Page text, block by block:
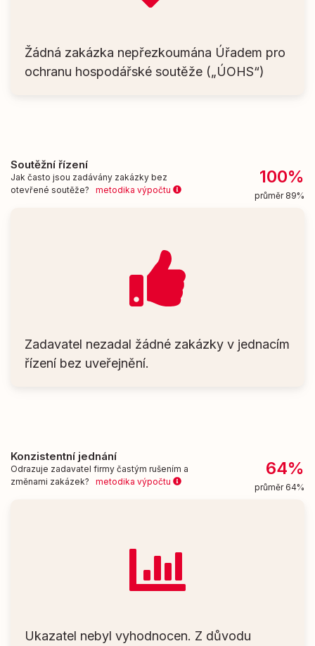
Žádná zakázka nepřezkoumána Úřadem pro
ochranu hospodářské soutěže („ÚOHS“)
Soutěžní řízení
Jak často jsou zadávány zakázky bez
otevřené soutěže? metodika výpočtu
100%
průměr 89%
Zadavatel nezadal žádné zakázky v jednacím
řízení bez uveřejnění.
Konzistentní jednání
Odrazuje zadavatel firmy častým rušením a
změnami zakázek? metodika výpočtu
64%
průměr 64%
Ukazatel nebyl vyhodnocen. Z důvodu